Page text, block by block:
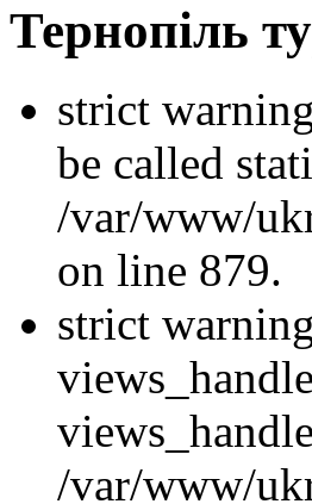
Тернопіль
strict
be called
/var/www/
on line 879.
strict
/var/www/